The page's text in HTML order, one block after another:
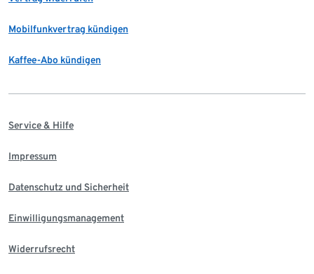
Mobilfunkvertrag kündigen
Kaffee-Abo kündigen
Service & Hilfe
Impressum
Datenschutz und Sicherheit
Einwilligungsmanagement
Widerrufsrecht